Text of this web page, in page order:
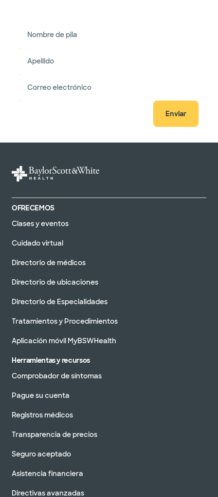
Nombre de pila
Apellido
Correo electrónico
Enviar
OFRECEMOS
Clases y eventos
Cuidado virtual
Directorio de médicos
Directorio de ubicaciones
Directorio de Especialidades
Tratamientos y Procedimientos
Aplicación móvil MyBSWHealth
Herramientas y recursos
Comprobador de síntomas
Pague su cuenta
Registros médicos
Transparencia de precios
Seguro aceptado
Asistencia financiera
Directivas avanzadas